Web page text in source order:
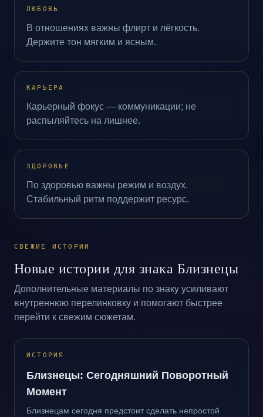
ЛЮБОВЬ
В отношениях важны флирт и лёгкость.
Держите тон мягким и ясным.
КАРЬЕРА
Карьерный фокус — коммуникации; не
распыляйтесь на лишнее.
ЗДОРОВЬЕ
По здоровью важны режим и воздух.
Стабильный ритм поддержит ресурс.
СВЕЖИЕ ИСТОРИИ
Новые истории для знака Близнецы
Дополнительные материалы по знаку усиливают
внутреннюю перелинковку и помогают быстрее
перейти к свежим сюжетам.
ИСТОРИЯ
Близнецы: Сегодняшний Поворотный
Момент
Близнецам сегодня предстоит сделать непростой